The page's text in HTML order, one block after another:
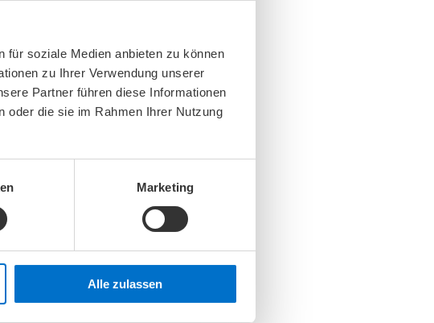
für soziale Medien anbieten zu können
zu Ihrer Verwendung unserer
Partner führen diese Informationen
oder die sie im Rahmen Ihrer Nutzung
Marketing
Alle zulassen